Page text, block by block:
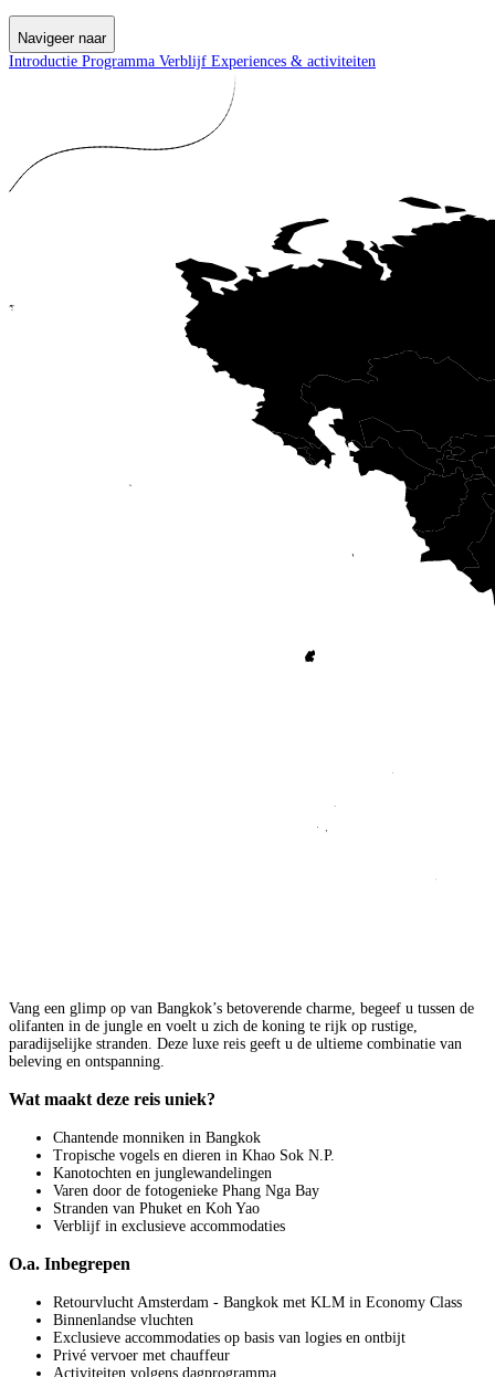
Navigeer naar
Introductie Programma Verblijf Experiences & activiteiten
Vang een glimp op van Bangkok’s betoverende charme, begeef u tussen de
olifanten in de jungle en voelt u zich de koning te rijk op rustige,
paradijselijke stranden. Deze luxe reis geeft u de ultieme combinatie van
beleving en ontspanning.
Wat maakt deze reis uniek?
Chantende monniken in Bangkok
Tropische vogels en dieren in Khao Sok N.P.
Kanotochten en junglewandelingen
Varen door de fotogenieke Phang Nga Bay
Stranden van Phuket en Koh Yao
Verblijf in exclusieve accommodaties
O.a. Inbegrepen
Retourvlucht Amsterdam - Bangkok met KLM in Economy Class
Binnenlandse vluchten
Exclusieve accommodaties op basis van logies en ontbijt
Privé vervoer met chauffeur
Activiteiten volgens dagprogramma